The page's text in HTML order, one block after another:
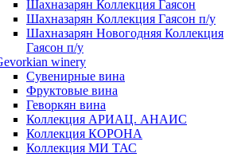
Шахназарян Коллекция Гаясон
Шахназарян Коллекция Гаясон п/у
Шахназарян Новогодняя Коллекция
Гаясон п/у
winery
Сувенирные вина
Фруктовые вина
Геворкян вина
Коллекция АРИАЦ. АНАИС
Коллекция КОРОНА
Коллекция МИ ТАС